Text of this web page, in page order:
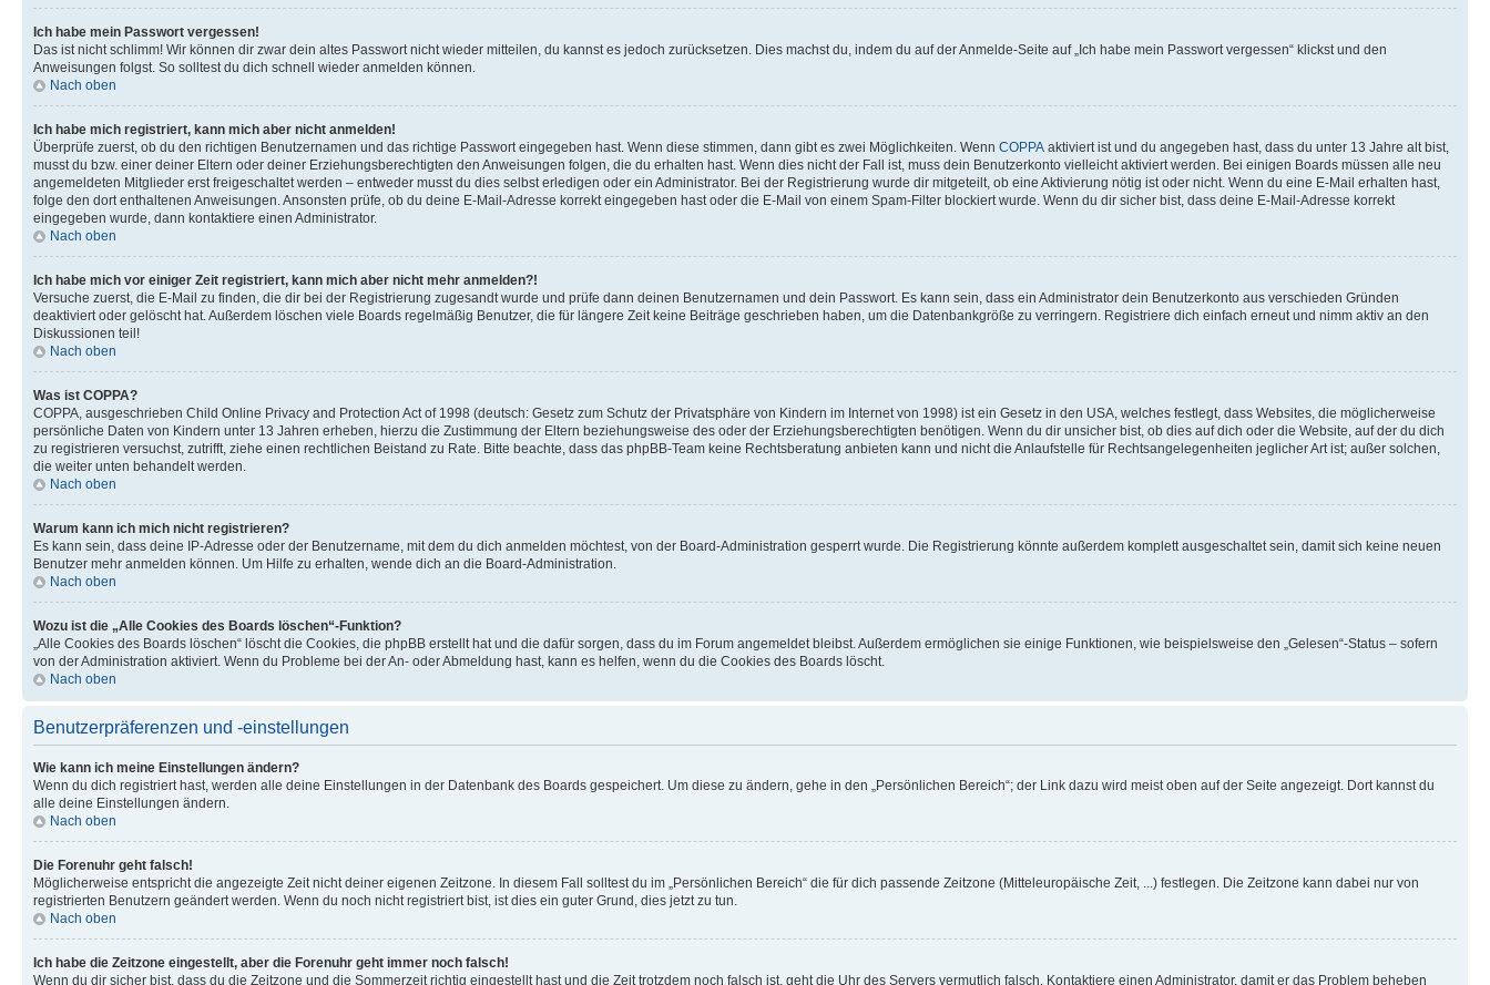
Ich habe mein Passwort vergessen!
Das ist nicht schlimm! Wir können dir zwar dein altes Passwort nicht wieder mitteilen, du kannst es jedoch zurücksetzen. Dies machst du, indem du auf der Anmelde-Seite auf „Ich habe mein Passwort vergessen“ klickst und den
Anweisungen folgst. So solltest du dich schnell wieder anmelden können.
Nach oben
Ich habe mich registriert, kann mich aber nicht anmelden!
Überprüfe zuerst, ob du den richtigen Benutzernamen und das richtige Passwort eingegeben hast. Wenn diese stimmen, dann gibt es zwei Möglichkeiten. Wenn COPPA aktiviert ist und du angegeben hast, dass du unter 13 Jahre alt bist,
musst du bzw. einer deiner Eltern oder deiner Erziehungsberechtigten den Anweisungen folgen, die du erhalten hast. Wenn dies nicht der Fall ist, muss dein Benutzerkonto vielleicht aktiviert werden. Bei einigen Boards müssen alle neu
angemeldeten Mitglieder erst freigeschaltet werden – entweder musst du dies selbst erledigen oder ein Administrator. Bei der Registrierung wurde dir mitgeteilt, ob eine Aktivierung nötig ist oder nicht. Wenn du eine E-Mail erhalten hast,
folge den dort enthaltenen Anweisungen. Ansonsten prüfe, ob du deine E-Mail-Adresse korrekt eingegeben hast oder die E-Mail von einem Spam-Filter blockiert wurde. Wenn du dir sicher bist, dass deine E-Mail-Adresse korrekt
eingegeben wurde, dann kontaktiere einen Administrator.
Nach oben
Ich habe mich vor einiger Zeit registriert, kann mich aber nicht mehr anmelden?!
Versuche zuerst, die E-Mail zu finden, die dir bei der Registrierung zugesandt wurde und prüfe dann deinen Benutzernamen und dein Passwort. Es kann sein, dass ein Administrator dein Benutzerkonto aus verschieden Gründen
deaktiviert oder gelöscht hat. Außerdem löschen viele Boards regelmäßig Benutzer, die für längere Zeit keine Beiträge geschrieben haben, um die Datenbankgröße zu verringern. Registriere dich einfach erneut und nimm aktiv an den
Diskussionen teil!
Nach oben
Was ist COPPA?
COPPA, ausgeschrieben Child Online Privacy and Protection Act of 1998 (deutsch: Gesetz zum Schutz der Privatsphäre von Kindern im Internet von 1998) ist ein Gesetz in den USA, welches festlegt, dass Websites, die möglicherweise
persönliche Daten von Kindern unter 13 Jahren erheben, hierzu die Zustimmung der Eltern beziehungsweise des oder der Erziehungsberechtigten benötigen. Wenn du dir unsicher bist, ob dies auf dich oder die Website, auf der du dich
zu registrieren versuchst, zutrifft, ziehe einen rechtlichen Beistand zu Rate. Bitte beachte, dass das phpBB-Team keine Rechtsberatung anbieten kann und nicht die Anlaufstelle für Rechtsangelegenheiten jeglicher Art ist; außer solchen,
die weiter unten behandelt werden.
Nach oben
Warum kann ich mich nicht registrieren?
Es kann sein, dass deine IP-Adresse oder der Benutzername, mit dem du dich anmelden möchtest, von der Board-Administration gesperrt wurde. Die Registrierung könnte außerdem komplett ausgeschaltet sein, damit sich keine neuen
Benutzer mehr anmelden können. Um Hilfe zu erhalten, wende dich an die Board-Administration.
Nach oben
Wozu ist die „Alle Cookies des Boards löschen“-Funktion?
„Alle Cookies des Boards löschen“ löscht die Cookies, die phpBB erstellt hat und die dafür sorgen, dass du im Forum angemeldet bleibst. Außerdem ermöglichen sie einige Funktionen, wie beispielsweise den „Gelesen“-Status – sofern
von der Administration aktiviert. Wenn du Probleme bei der An- oder Abmeldung hast, kann es helfen, wenn du die Cookies des Boards löscht.
Nach oben
Benutzerpräferenzen und -einstellungen
Wie kann ich meine Einstellungen ändern?
Wenn du dich registriert hast, werden alle deine Einstellungen in der Datenbank des Boards gespeichert. Um diese zu ändern, gehe in den „Persönlichen Bereich“; der Link dazu wird meist oben auf der Seite angezeigt. Dort kannst du
alle deine Einstellungen ändern.
Nach oben
Die Forenuhr geht falsch!
Möglicherweise entspricht die angezeigte Zeit nicht deiner eigenen Zeitzone. In diesem Fall solltest du im „Persönlichen Bereich“ die für dich passende Zeitzone (Mitteleuropäische Zeit, ...) festlegen. Die Zeitzone kann dabei nur von
registrierten Benutzern geändert werden. Wenn du noch nicht registriert bist, ist dies ein guter Grund, dies jetzt zu tun.
Nach oben
Ich habe die Zeitzone eingestellt, aber die Forenuhr geht immer noch falsch!
Wenn du dir sicher bist, dass du die Zeitzone und die Sommerzeit richtig eingestellt hast und die Zeit trotzdem noch falsch ist, geht die Uhr des Servers vermutlich falsch. Kontaktiere einen Administrator, damit er das Problem beheben